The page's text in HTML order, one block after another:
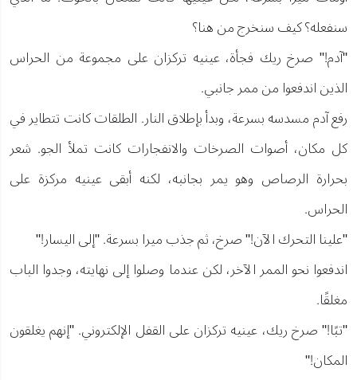
سنفعله؟ كيف سنخرج من هنا؟
"آدم!" صرخ ريك فجأة، عينيه تركزان على مجموعة من الحراس
الذين اندفعوا من ممر جانبي.
رفع آدم مسدسه بسرعة، وبدأ بإطلاق النار. الطلقات كانت تتطاير في
كل مكان، أصوات الصرخات والانفجارات كانت تملأ الجو. شعر
بحرارة الرصاص وهو يمر بجانبه، لكنه أبقى عينيه مركزة على
الحراس.
"علينا التحرك الآن!" صرخ، ثم جذب ميرا بسرعة. "إلى اليسار!"
اندفعوا نحو الممر الآخر، لكن عندما وصلوا إلى نهايته، وجدوا الباب
مغلقًا.
"تبًا!" صرخ ريك، عينيه تركزان على القفل الإلكتروني. "إنهم يغلقون
المكان!"